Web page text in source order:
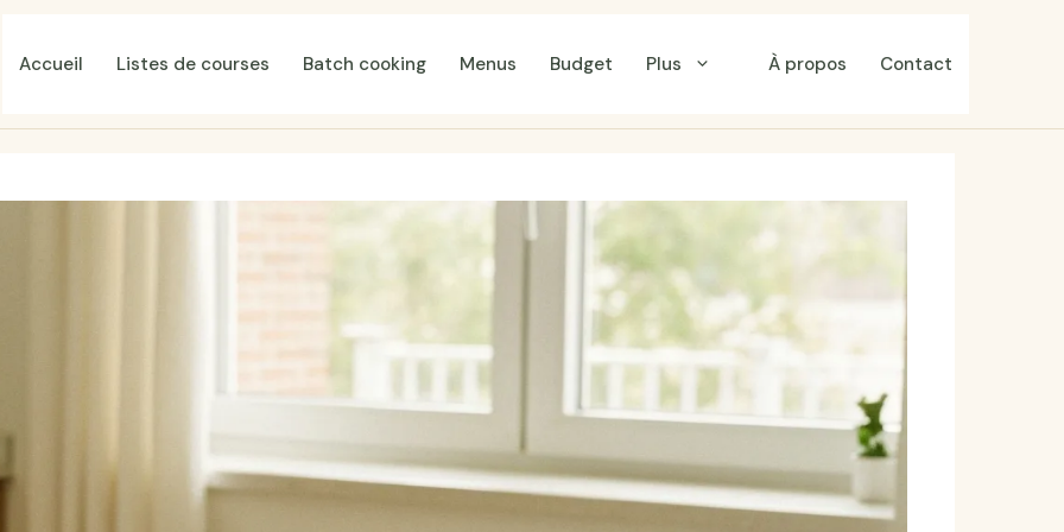
Accueil Listes de courses Batch cooking Menus Budget Plus À propos Contact